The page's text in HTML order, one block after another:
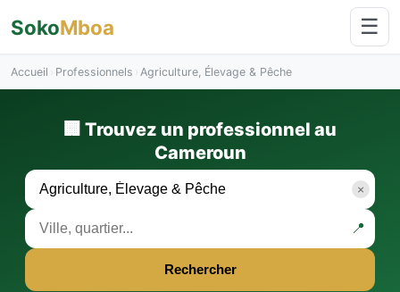
SokoMboa ☰
Accueil Professionnels Agriculture, Élevage & Pêche
🏢 Trouvez un professionnel au
Cameroun
×
📍
Rechercher